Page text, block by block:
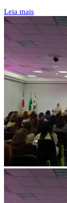
Leia mais